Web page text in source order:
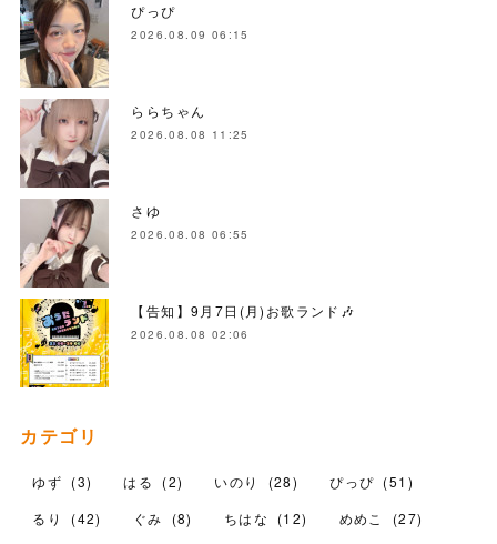
ぴっぴ
2026.08.09 06:15
ららちゃん
2026.08.08 11:25
さゆ
2026.08.08 06:55
【告知】9月7日(月)お歌ランド🎶
2026.08.08 02:06
カテゴリ
ゆず (3) はる (2) いのり (28) ぴっぴ (51 )
るり
(42) ぐみ (8) ちはな (12) めめこ (27)